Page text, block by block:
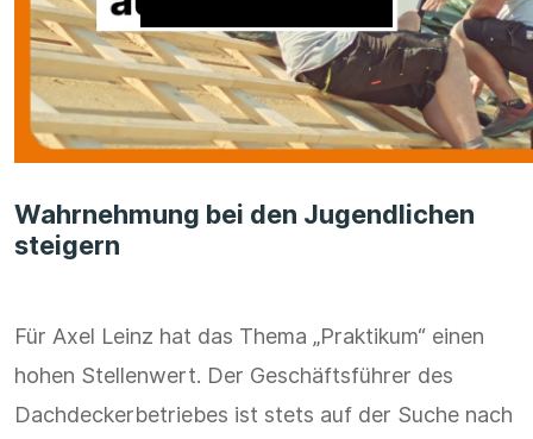
Wahrnehmung bei den Jugendlichen
steigern
Für Axel Leinz hat das Thema „Praktikum“ einen
hohen Stellenwert. Der Geschäftsführer des
Dachdeckerbetriebes ist stets auf der Suche nach